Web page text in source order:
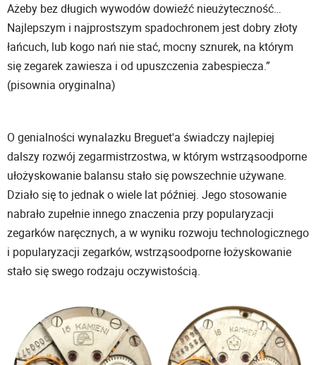
Ażeby bez długich wywodów dowieźć nieużyteczność…
Najlepszym i najprostszym spadochronem jest dobry złoty
łańcuch, lub kogo nań nie stać, mocny sznurek, na którym
się zegarek zawiesza i od upuszczenia zabespiecza.”
(pisownia oryginalna)
O genialności wynalazku Breguet'a świadczy najlepiej
dalszy rozwój zegarmistrzostwa, w którym wstrząsoodporne
ułożyskowanie balansu stało się powszechnie używane.
Działo się to jednak o wiele lat później. Jego stosowanie
nabrało zupełnie innego znaczenia przy popularyzacji
zegarków naręcznych, a w wyniku rozwoju technologicznego
i popularyzacji zegarków, wstrząsoodporne łożyskowanie
stało się swego rodzaju oczywistością.